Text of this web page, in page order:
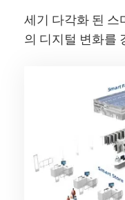
세기 다각화 된 스
의 디지털 변화를